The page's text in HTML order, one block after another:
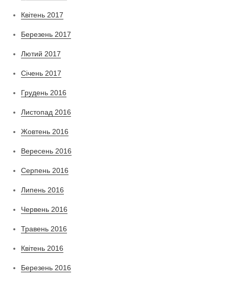
Квітень 2017
Березень 2017
Лютий 2017
Січень 2017
Грудень 2016
Листопад 2016
Жовтень 2016
Вересень 2016
Серпень 2016
Липень 2016
Червень 2016
Травень 2016
Квітень 2016
Березень 2016